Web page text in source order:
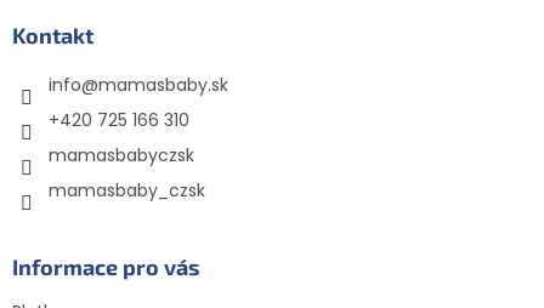
Kontakt
info@mamasbaby.sk
+420 725 166 310
mamasbabyczsk
mamasbaby_czsk
Informace pro vás